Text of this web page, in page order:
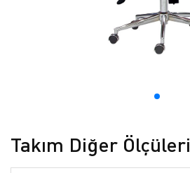
Takım Diğer Ölçüleri